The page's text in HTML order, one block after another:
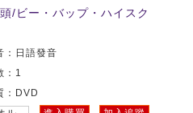
/ビー・バップ・ハイスク
：日語發音
：1
：DVD